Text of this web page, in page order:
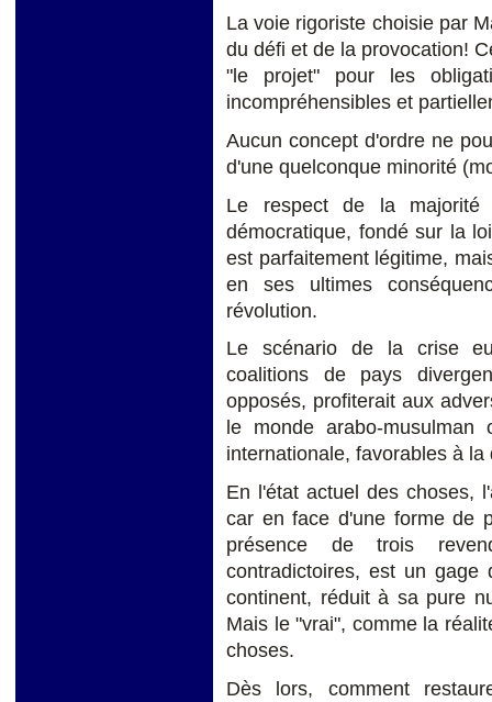
La voie rigoriste choisie par
du défi et de la provocation!
"le projet" pour les
incompréhensibles et
Aucun concept d'ordre ne
d'une quelconque minorité
Le respect de la
démocratique, fondé sur la
est parfaitement légitime,
en ses ultimes
révolution.
Le scénario de la crise
coalitions de pays
opposés, profiterait aux
le monde arabo-
internationale, favorables à
En l'état actuel des choses,
car en face d'une forme de
présence de trois
contradictoires, est un
continent, réduit à sa pure
Mais le "vrai", comme la
choses.
Dès lors, comment